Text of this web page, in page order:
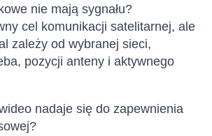
nie mają sygnału?
cel komunikacji satelitarnej, ale
zależy od wybranej sieci,
pozycji anteny i aktywnego
nadaje się do zapewnienia